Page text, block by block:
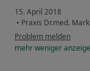
15. April 2018
• Praxis Dr.med.
Problem melden
mehrweniger